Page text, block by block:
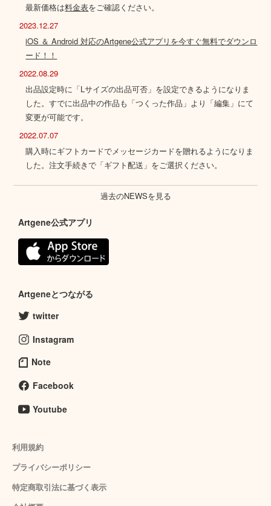
最新価格は料金表をご確認ください。
2023.12.27
iOS ＆ Android 対応のArtgene公式アプリを今すぐ無料でダウンロ
ード！！
2022.08.29
出品設定時に「Lサイズの出品可否」を設定できるようになりま
した。すでに出品中の作品も「つくった作品」より「編集」にて
変更が可能です。
2022.07.07
購入時にギフトカードでメッセージカードを贈れるようになりま
した。注文手続きで「ギフト配送」をご選択ください。
過去のNEWSを見る
Artgene公式アプリ
Artgeneとつながる
twitter
Instagram
Note
Facebook
Youtube
利用規約
プライバシーポリシー
特定商取引法に基づく表示